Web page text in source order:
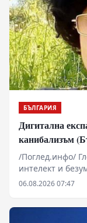
БЪЛГАРИЯ
Дигитална
канибализъм
дигиталната
екологична
/Поглед.инфо/
интелект и
изтласкват
мрежи,
06.08.2026 07:47